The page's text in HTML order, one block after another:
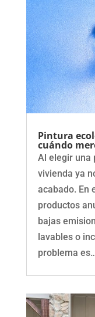
Pintura
cuándo
Al elegir una
vivienda ya
acabado. En
productos
bajas
lavables o
problema